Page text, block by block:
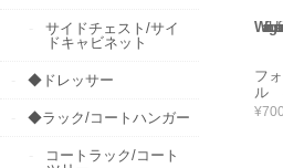
Warning: Use of undefined
フ
ル
¥700
サイドチェスト/サイ
ドキャビネット
◆ドレッサー
◆ラック/コートハンガー
コートラック/コート